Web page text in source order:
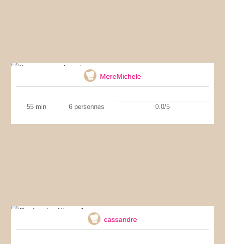
MereMichele
55 min 6 personnes 0.0/5
cassandre